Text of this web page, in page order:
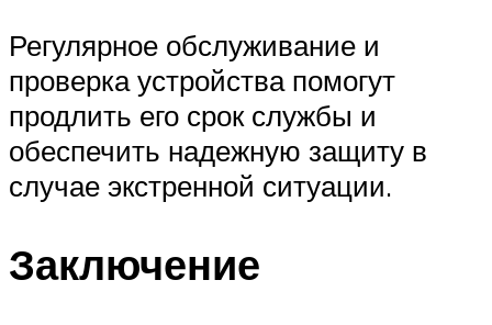
Регулярное обслуживание и
проверка устройства помогут
продлить его срок службы и
обеспечить надежную защиту в
случае экстренной ситуации.
Заключение